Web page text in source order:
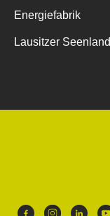
Energiefabrik
Lausitzer Seenland